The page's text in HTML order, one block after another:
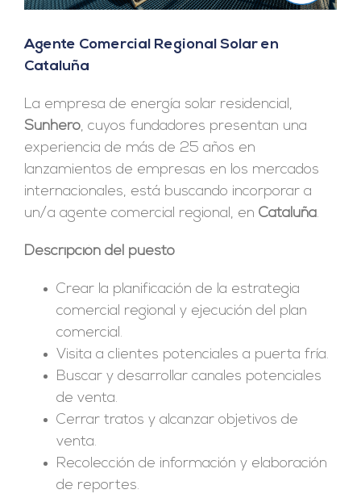
Agente Comercial Regional Solar en
Cataluña
La empresa de energía solar residencial,
Sunhero, cuyos fundadores presentan una
experiencia de más de 25 años en
lanzamientos de empresas en los mercados
internacionales, está buscando incorporar a
un/a agente comercial regional, en Cataluña.
Descripción del puesto
Crear la planificación de la estrategia
comercial regional y ejecución del plan
comercial.
Visita a clientes potenciales a puerta fría.
Buscar y desarrollar canales potenciales
de venta.
Cerrar tratos y alcanzar objetivos de
venta.
Recolección de información y elaboración
de reportes.